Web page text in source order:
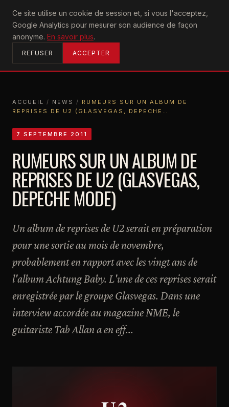
Ce site utilise un cookie de session et, si vous l'acceptez,
Google Analytics pour mesurer son audience de façon
anonyme. En savoir plus.
REFUSER ACCEPTER
U2achtung
ACCUEIL
RUMEURS SUR UN ALBUM DE REPRISES DE U2 (GLASVEGAS, DEPECHE…
ACCUEIL / NEWS / RUMEURS SUR UN ALBUM DE
REPRISES DE U2 (GLASVEGAS, DEPECHE…
7 SEPTEMBRE 2011
RUMEURS SUR UN ALBUM DE
REPRISES DE U2 (GLASVEGAS,
DEPECHE MODE)
Un album de reprises de U2 serait en préparation
pour une sortie au mois de novembre,
probablement en rapport avec les vingt ans de
l'album Achtung Baby. L'une de ces reprises serait
enregistrée par le groupe Glasvegas. Dans une
interview accordée au magazine NME, le
guitariste Tab Allan a en eff...